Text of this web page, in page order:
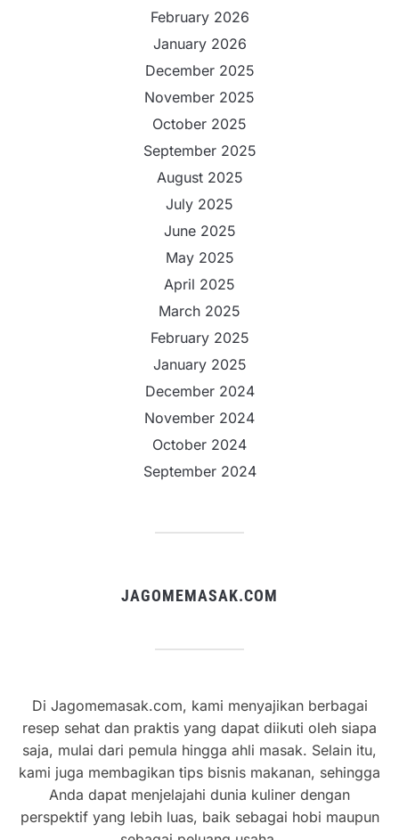
February 2026
January 2026
December 2025
November 2025
October 2025
September 2025
August 2025
July 2025
June 2025
May 2025
April 2025
March 2025
February 2025
January 2025
December 2024
November 2024
October 2024
September 2024
JAGOMEMASAK.COM
Di Jagomemasak.com, kami menyajikan berbagai
resep sehat dan praktis yang dapat diikuti oleh siapa
saja, mulai dari pemula hingga ahli masak. Selain itu,
kami juga membagikan tips bisnis makanan, sehingga
Anda dapat menjelajahi dunia kuliner dengan
perspektif yang lebih luas, baik sebagai hobi maupun